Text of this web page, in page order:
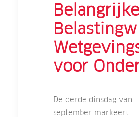
Belangrijke
voor
De derde dinsdag van
september markeert